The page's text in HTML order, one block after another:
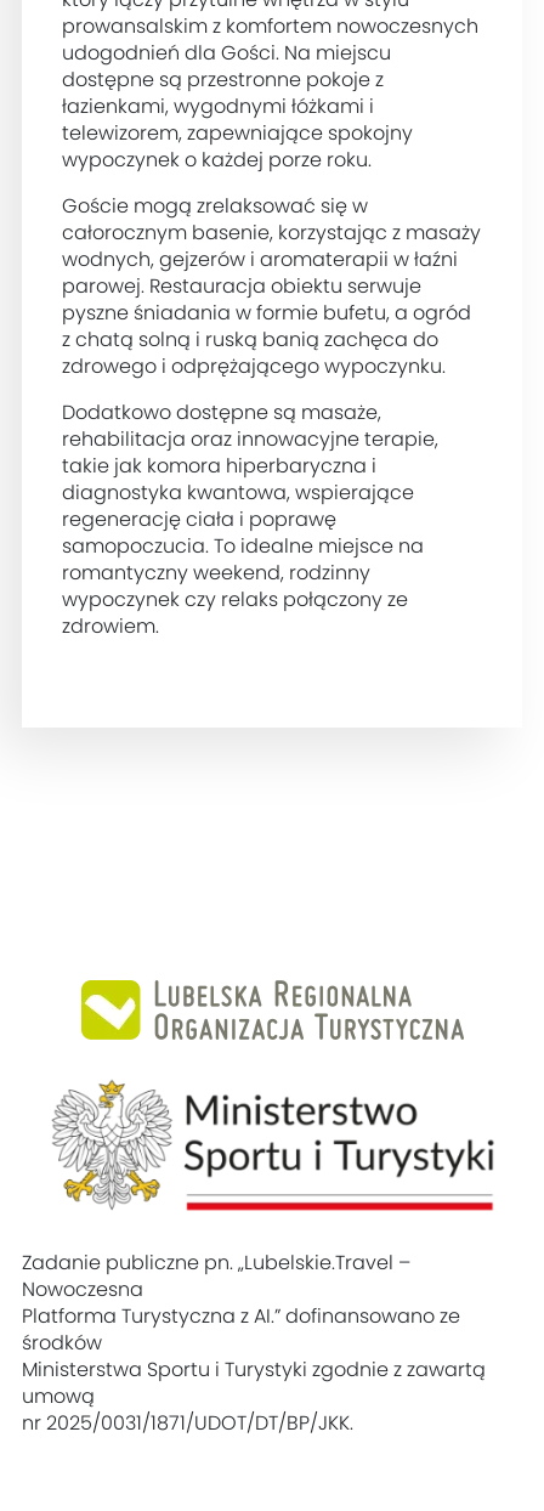
prowansalskim z komfortem nowoczesnych
udogodnień dla Gości. Na miejscu
dostępne są przestronne pokoje z
łazienkami, wygodnymi łóżkami i
telewizorem, zapewniające spokojny
wypoczynek o każdej porze roku.
Goście mogą zrelaksować się w
całorocznym basenie, korzystając z masaży
wodnych, gejzerów i aromaterapii w łaźni
parowej. Restauracja obiektu serwuje
pyszne śniadania w formie bufetu, a ogród
z chatą solną i ruską banią zachęca do
zdrowego i odprężającego wypoczynku.
Dodatkowo dostępne są masaże,
rehabilitacja oraz innowacyjne terapie,
takie jak komora hiperbaryczna i
diagnostyka kwantowa, wspierające
regenerację ciała i poprawę
samopoczucia. To idealne miejsce na
romantyczny weekend, rodzinny
wypoczynek czy relaks połączony ze
zdrowiem.
Zadanie publiczne pn. „Lubelskie.Travel –
Nowoczesna
Platforma Turystyczna z AI.” dofinansowano ze
środków
Ministerstwa Sportu i Turystyki zgodnie z zawartą
umową
nr 2025/0031/1871/UDOT/DT/BP/JKK.